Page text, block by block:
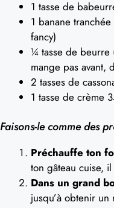
1 tasse de
1 banane
fancy)
¼ tasse de beurre
mange pas avant,
2 tasses de
1 tasse de crème
Faisons-le comme des
Préchauffe ton
ton gâteau cuise,
Dans un grand
jusqu’à obtenir